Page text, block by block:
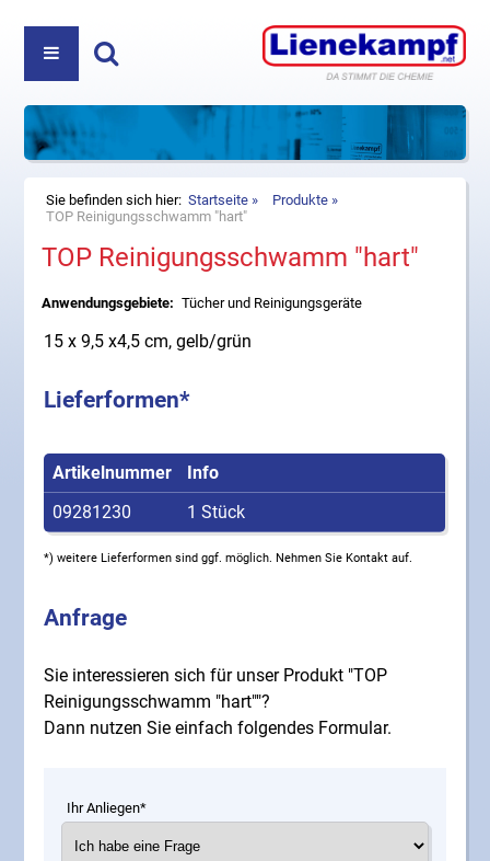
PRODUKTE
REINIGUNGS- UND PFLEGEMITTEL
KOSMETIK
ZUBEHÖR
HAUSHALT
ÜBER UNS
DIREKTVERKAUF
KONTAKT
Lienekampf GmbH & Co. KG
D-32107 Bad Salzuflen
Telefon +49 (5222) 980 35-0
E-Mailinfo@lienekampf.net
(5222) 980 35-0 info@lienekampf.net
Sie befinden sich hier:Startseite
Produkte
TOP Reinigungsschwamm "hart"
TOP Reinigungsschwamm "hart"
Anwendungsgebiete: Tücher und Reinigungsgeräte
15 x 9,5 x4,5 cm, gelb/grün
Lieferformen*
Artikelnummer
Info
09281230
1 Stück
*) weitere Lieferformen sind ggf. möglich. Nehmen Sie Kontakt auf.
Anfrage
Sie interessieren sich für unser Produkt "TOP
Reinigungsschwamm "hart""?
Dann nutzen Sie einfach folgendes Formular.
Ihr Anliegen*